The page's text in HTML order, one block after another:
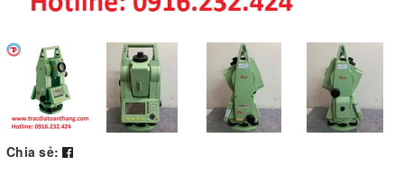
Chia sẻ: